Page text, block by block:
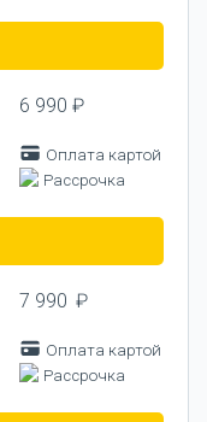
6 990 ₽
Оплата картой
Рассрочка
7 990 ₽
Оплата картой
Рассрочка